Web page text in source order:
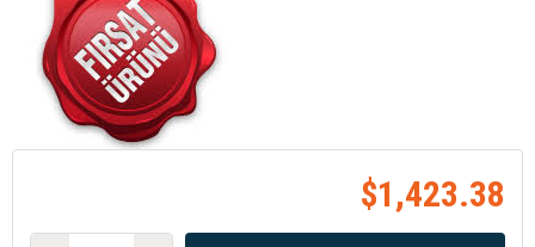
$1,423.38